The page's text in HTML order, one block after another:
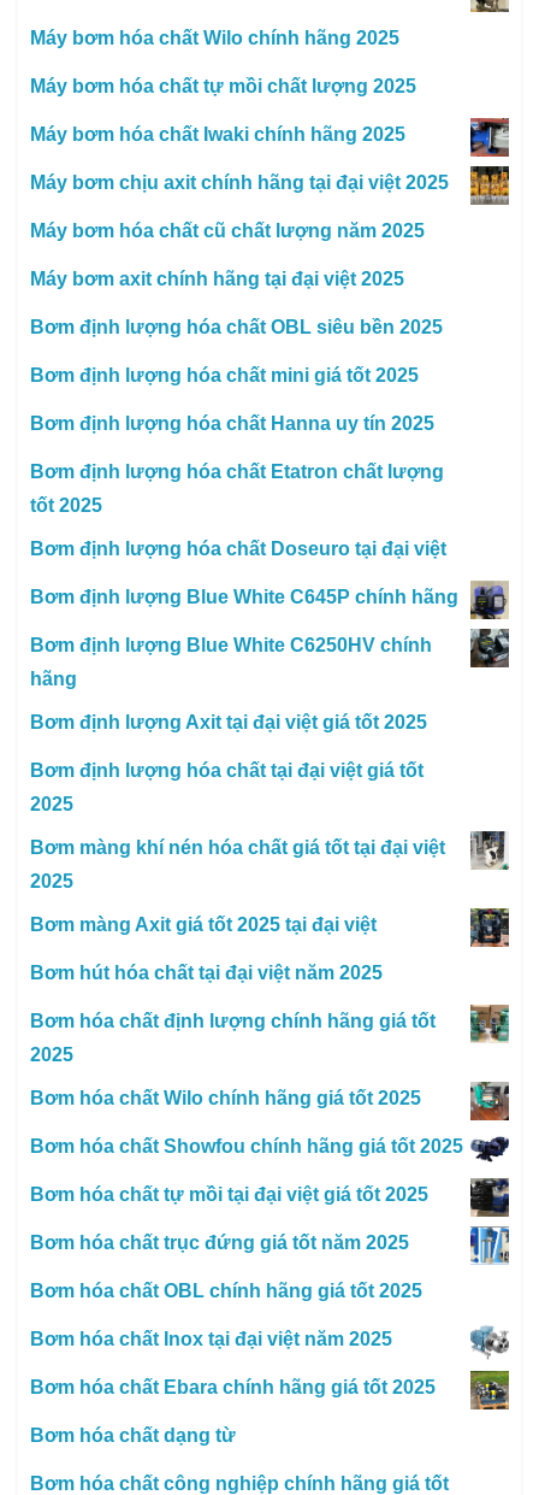
Máy bơm hóa chất Wilo chính hãng 2025
Máy bơm hóa chất tự mồi chất lượng 2025
Máy bơm hóa chất Iwaki chính hãng 2025
Máy bơm chịu axit chính hãng tại đại việt 2025
Máy bơm hóa chất cũ chất lượng năm 2025
Máy bơm axit chính hãng tại đại việt 2025
Bơm định lượng hóa chất OBL siêu bền 2025
Bơm định lượng hóa chất mini giá tốt 2025
Bơm định lượng hóa chất Hanna uy tín 2025
Bơm định lượng hóa chất Etatron chất lượng
tốt 2025
Bơm định lượng hóa chất Doseuro tại đại việt
Bơm định lượng Blue White C645P chính hãng
Bơm định lượng Blue White C6250HV chính
hãng
Bơm định lượng Axit tại đại việt giá tốt 2025
Bơm định lượng hóa chất tại đại việt giá tốt
2025
Bơm màng khí nén hóa chất giá tốt tại đại việt
2025
Bơm màng Axit giá tốt 2025 tại đại việt
Bơm hút hóa chất tại đại việt năm 2025
Bơm hóa chất định lượng chính hãng giá tốt
2025
Bơm hóa chất Wilo chính hãng giá tốt 2025
Bơm hóa chất Showfou chính hãng giá tốt 2025
Bơm hóa chất tự mồi tại đại việt giá tốt 2025
Bơm hóa chất trục đứng giá tốt năm 2025
Bơm hóa chất OBL chính hãng giá tốt 2025
Bơm hóa chất Inox tại đại việt năm 2025
Bơm hóa chất Ebara chính hãng giá tốt 2025
Bơm hóa chất dạng từ
Bơm hóa chất công nghiệp chính hãng giá tốt